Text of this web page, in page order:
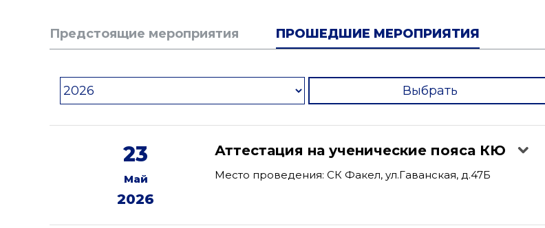
Предстоящие мероприятия ПРОШЕДШИЕ МЕРОПРИЯТИЯ
Выбрать
23
Май
2026
Аттестация на ученические пояса КЮ
Место проведения: СК Факел, ул.Гаванская, д.47Б